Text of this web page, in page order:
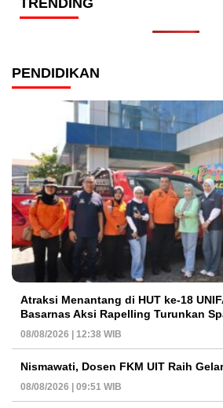
TRENDING
PENDIDIKAN
Atraksi Menantang di HUT ke-18
Basarnas Aksi Rapelling Turunkan
08/08/2026 | 12:38 WIB
Nismawati, Dosen FKM UIT Raih
08/08/2026 | 09:51 WIB